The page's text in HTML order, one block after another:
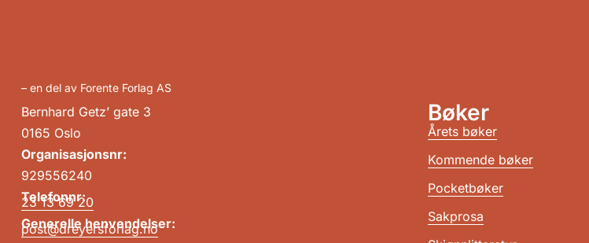
– en del av Forente Forlag AS
Bernhard Getz’ gate 3
0165 Oslo
Organisasjonsnr:
929556240
Telefonnr:
23 13 69 20
Generelle henvendelser:
post@dreyersforlag.no
Bøker
Årets bøker
Kommende bøker
Pocketbøker
Sakprosa